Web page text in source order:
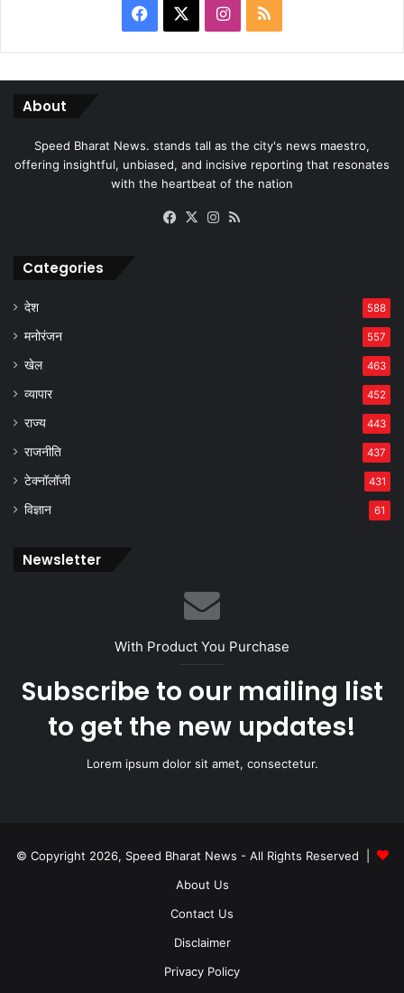
Facebook Instagram
RSS
About
Speed Bharat News. stands tall as the city's news maestro,
offering insightful, unbiased, and incisive reporting that resonates
with the heartbeat of the nation
Facebook
X Instagram
Categories
देश 588
मनोरंजन 557
खेल 463
व्यापार 452
राज्य 443
राजनीति 437
टेक्नॉलॉजी 431
विज्ञान 61
Newsletter
With Product You Purchase
Subscribe to our mailing list
to get the new updates!
Lorem ipsum dolor sit amet, consectetur.
© Copyright 2026, Speed Bharat News - All Rights Reserved |
About Us
Contact Us
Disclaimer
Privacy Policy